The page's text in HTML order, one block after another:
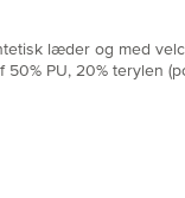
læder og med
PU, 20% terylen